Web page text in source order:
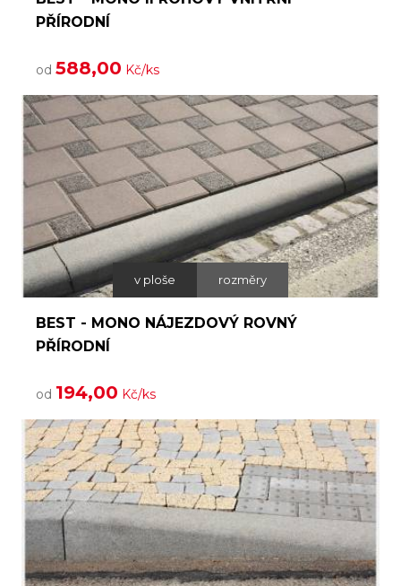
PŘÍRODNÍ
od 588,00 Kč/ks
v ploše rozměry
BEST - MONO NÁJEZDOVÝ ROVNÝ
PŘÍRODNÍ
od 194,00 Kč/ks